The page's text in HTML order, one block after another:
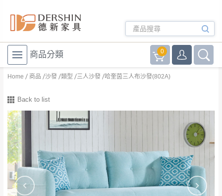
商品分類 0
Home 商品 沙發 類型 三人沙發 哈奎茵三人布沙發(802A)
Back to list